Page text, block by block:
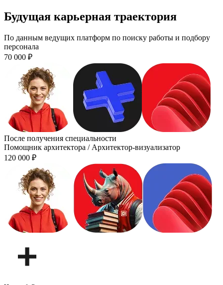
Будущая карьерная траектория
По данным ведущих платформ по поиску работы и подбору
персонала
70 000 ₽
После получения специальности
Помощник архитектора / Архитектор-визуализатор
120 000 ₽